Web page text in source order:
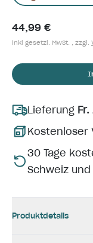
44,99 €
inkl gesetzl. MwSt. , zzgl.
Lieferung Fr.
Kostenloser
30 Tage
Schweiz
Produktdetails